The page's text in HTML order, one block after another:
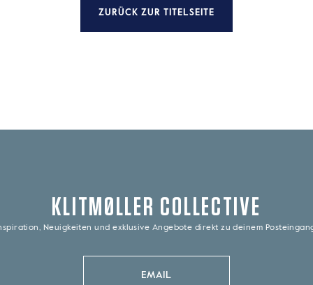
ZURÜCK ZUR TITELSEITE
KLITMØLLER COLLECTIVE
Neuigkeiten und exklusive Angebote direkt zu deinem